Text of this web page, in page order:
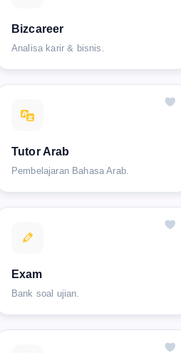
Bizcareer
Analisa karir & bisnis.
Tutor Arab
Pembelajaran Bahasa Arab.
Exam
Bank soal ujian.